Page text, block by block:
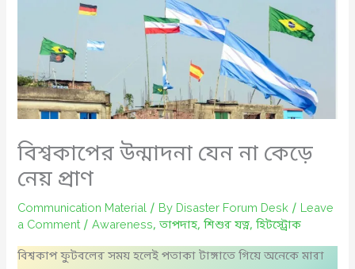
বিশ্বকাপের উন্মাদনা যেন না কেড়ে
নেয় প্রাণ
Communication Material / By Disaster Forum Desk / Leave
a Comment /Awareness,তাপদাহ,শিশুর যত্ন,হিটস্ট্রোক
বিশ্বকাপ ফুটবলের সময় হলেই পতাকা টাঙ্গাতে গিয়ে অনেকে মারা